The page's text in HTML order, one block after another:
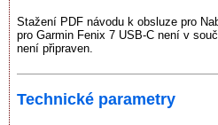
Stažení PDF návodu k obsluze pro
pro Garmin Fenix 7 USB-C není v
není připraven.
Technické parametry